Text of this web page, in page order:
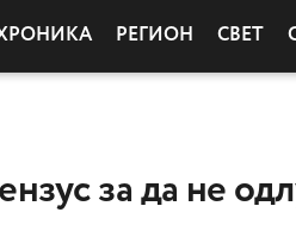
РЕГИОН СВЕТ
за да не